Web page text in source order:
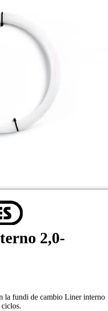
2,0-
la fundi de cambio Liner interno